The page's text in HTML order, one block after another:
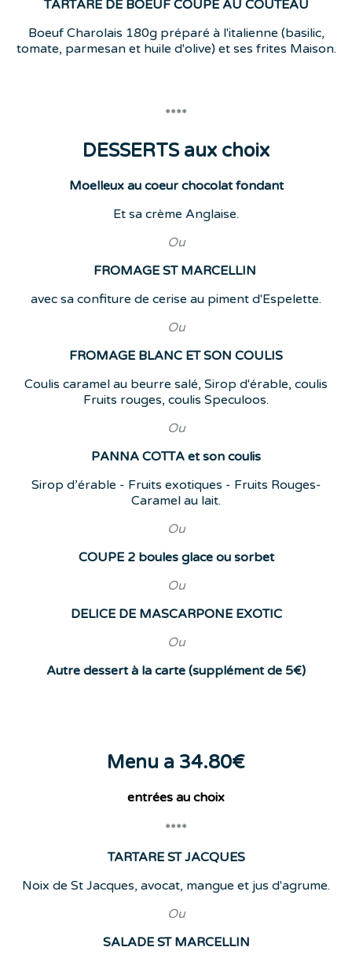
TARTARE DE BOEUF COUPE AU COUTEAU
Boeuf Charolais 180g préparé à l'italienne (basilic,
tomate, parmesan et huile d'olive) et ses frites Maison.
****
DESSERTS aux choix
Moelleux au coeur chocolat fondant
Et sa crème Anglaise.
Ou
FROMAGE ST MARCELLIN
avec sa confiture de cerise au piment d'Espelette.
Ou
FROMAGE BLANC ET SON COULIS
Coulis caramel au beurre salé, Sirop d'érable, coulis
Fruits rouges, coulis Speculoos.
Ou
PANNA COTTA et son coulis
Sirop d’érable - Fruits exotiques - Fruits Rouges-
Caramel au lait.
Ou
COUPE 2 boules glace ou sorbet
Ou
DELICE DE MASCARPONE EXOTIC
Ou
Autre dessert à la carte (supplément de 5€)
Menu a 34.80€
entrées au choix
****
TARTARE ST JACQUES
Noix de St Jacques, avocat, mangue et jus d'agrume.
Ou
SALADE ST MARCELLIN